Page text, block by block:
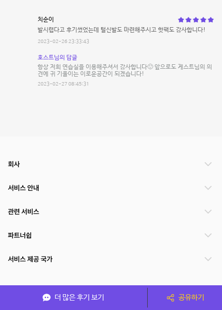
치순이
발시렵다고 후기썼었는데 털신발도 마련해주시고 핫팩도 감사합니다!
2023-02-26 23:33:43
호스트님의 답글
항상 저희 연습실을 이용해주셔서 감사합니다🙂 앞으로도 게스트님의 의
견에 귀 기울이는 이로운공간이 되겠습니다!
2023-02-27 08:45:31
더 많은 후기 보기 공유하기
회사
서비스 안내
관련 서비스
파트너쉽
서비스 제공 국가
(주)NSPACE 사업자정보